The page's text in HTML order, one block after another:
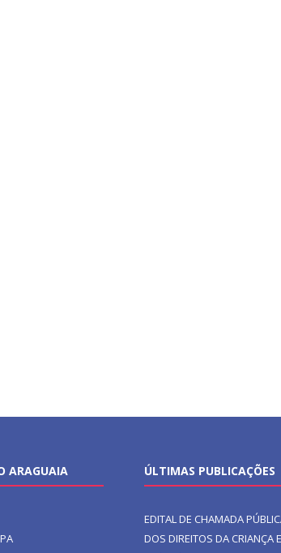
ARAGUAIA ÚLTIMAS PUBLICAÇÕES
EDITAL DE CHAMADA
DOS DIREITOS DA CRIANÇA